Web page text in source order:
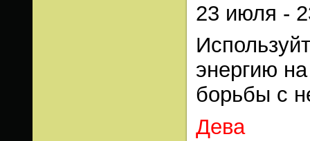
23 июля -
энергию
борьбы с
Дева